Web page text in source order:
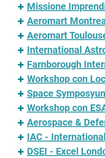
Missione
Aeromart
Aeromart
International
Farnborough
Workshop con
Space
Workshop con
Aerospace &
IAC -
DSEI - Excel